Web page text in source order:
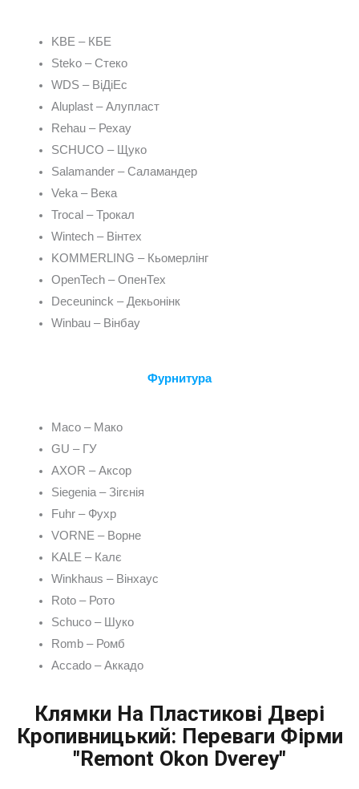
KBE – КБЕ
Steko – Стеко
WDS – ВіДіЕс
Aluplast – Алупласт
Rehau – Рехау
SCHUCO – Щуко
Salamander – Саламандер
Veka – Века
Trocal – Трокал
Wintech – Вінтех
KOMMERLING – Кьомерлінг
OpenTech – ОпенТех
Deceuninck – Декьонінк
Winbau – Вінбау
Фурнитура
Maco – Мако
GU – ГУ
AXOR – Аксор
Siegenia – Зігєнія
Fuhr – Фухр
VORNE – Ворне
KALE – Калє
Winkhaus – Вінхаус
Roto – Рото
Schuco – Шуко
Romb – Ромб
Accado – Аккадо
Клямки На Пластикові Двері
Кропивницький: Переваги Фірми
"Remont Okon Dverey"